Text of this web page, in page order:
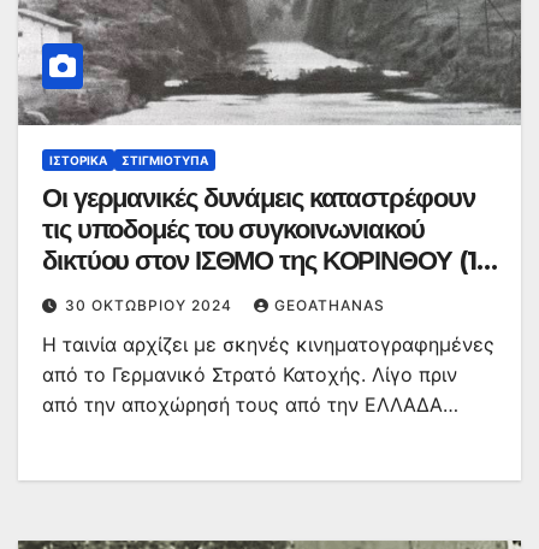
ΙΣΤΟΡΙΚΆ ΣΤΙΓΜΙΌΤΥΠΑ
Οι γερμανικές δυνάμεις καταστρέφουν
τις υποδομές του συγκοινωνιακού
δικτύου στον ΙΣΘΜΟ της ΚΟΡΙΝΘΟΥ (1-
10/10/1944)
30 ΟΚΤΩΒΡΊΟΥ 2024 GEOATHANAS
Η ταινία αρχίζει με σκηνές κινηματογραφημένες
από το Γερμανικό Στρατό Κατοχής. Λίγο πριν
από την αποχώρησή τους από την ΕΛΛΑΔΑ…